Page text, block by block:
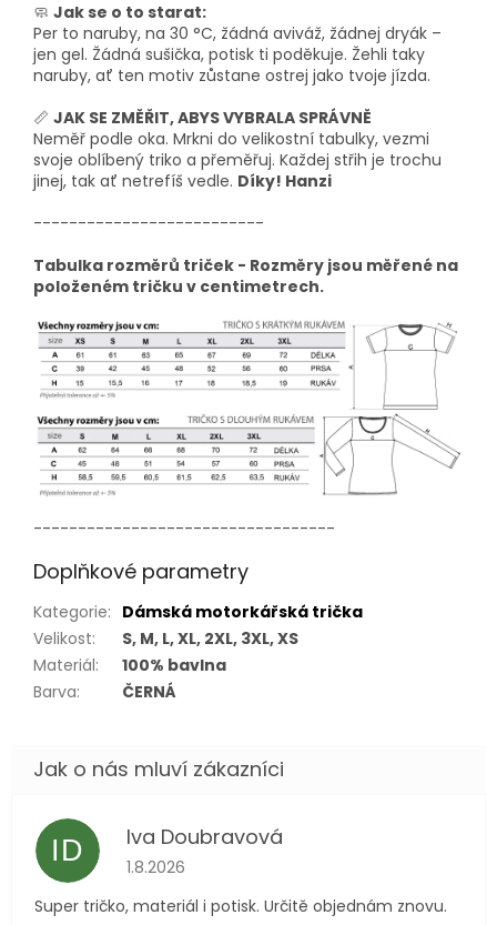
🧼 Jak se o to starat:
Per to naruby, na 30 °C, žádná aviváž, žádnej dryák –
jen gel. Žádná sušička, potisk ti poděkuje. Žehli taky
naruby, ať ten motiv zůstane ostrej jako tvoje jízda.
📏 JAK SE ZMĚŘIT, ABYS VYBRALA SPRÁVNĚ
Neměř podle oka. Mrkni do velikostní tabulky, vezmi
svoje oblíbený triko a přeměřuj. Každej střih je trochu
jinej, tak ať netrefíš vedle. Díky! Hanzi
--------------------------
Tabulka rozměrů triček - Rozměry jsou měřené na
položeném tričku v centimetrech.
----------------------------------
Doplňkové parametry
Kategorie: Dámská motorkářská trička
Velikost:
S, M, L, XL, 2XL, 3XL, XS
Materiál:
100% bavlna
Barva: ČERNÁ
ID Iva Doubravová
Hodnocení obchodu je 5 z 5 hvězdiček.
1.8.2026
Super tričko, materiál i potisk. Určitě objednám znovu.